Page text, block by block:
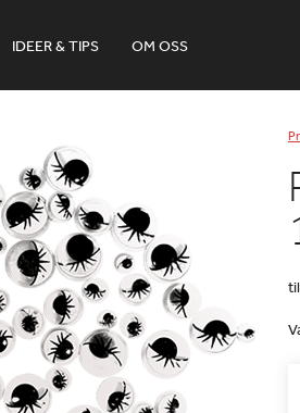
IDEER & TIPS OM OSS